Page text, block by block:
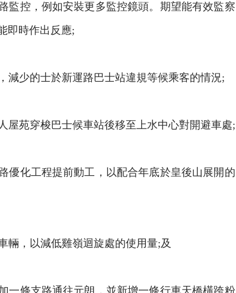
控，例如安裝更多監控鏡頭。期望能有效監察
即時作出反應;
少的士於新運路巴士站違規等候乘客的情況;
苑穿梭巴士候車站後移至上水中心對開避車處;
化工程提前動工，以配合年底於皇後山展開的
，以減低雞嶺迴旋處的使用量;及
條支路通往元朗，並新增一條行車天橋橫跨粉